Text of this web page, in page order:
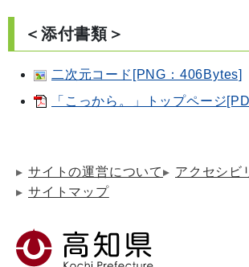
＜添付書類＞
二次元コード[PNG：406Bytes]
「こっから。」トップページ
サイトの運営について
アクセシビ
サイトマップ